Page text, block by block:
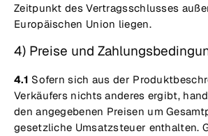
Zeitpunkt des Vertragsschlusses
Europäischen Union liegen.
4) Preise und
4.1 Sofern sich aus der
Verkäufers nichts anderes ergibt,
den angegebenen Preisen um
gesetzliche Umsatzsteuer enthalten.